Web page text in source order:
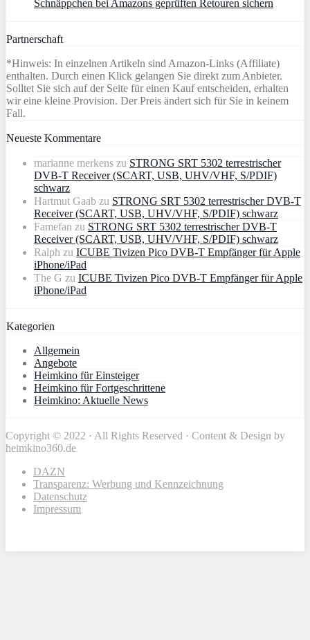
Schnäppchen bei Amazons geprüften Retouren sichern
Partnerschaft
*Hinweis: In einzelnen Artikeln sind Amazon-Links (Affiliate)
enthalten. Durch einen Klick gelangen Sie direkt zum Anbieter.
Solltet Sie sich auf der Seite für einen Kauf entscheiden, erhalten
wir eine kleine Provision. Der Preis ändert sich für Sie in keinem
Fall.
Neueste Kommentare
marianne merkens zu STRONG SRT 5302 terrestrischer
DVB-T Receiver (SCART, USB, UHV/VHF, S/PDIF)
schwarz
Hartmut Gaab zu STRONG SRT 5302 terrestrischer DVB-T
Receiver (SCART, USB, UHV/VHF, S/PDIF) schwarz
Famefan zu STRONG SRT 5302 terrestrischer DVB-T
Receiver (SCART, USB, UHV/VHF, S/PDIF) schwarz
Ralph zu ICUBE Tivizen Pico DVB-T Empfänger für Apple
iPhone/iPad
The G zu ICUBE Tivizen Pico DVB-T Empfänger für Apple
iPhone/iPad
Kategorien
Allgemein
Angebote
Heimkino für Einsteiger
Heimkino für Fortgeschrittene
Heimkino: Aktuelle News
Copyright © 2022 · All Rights Reserved · Content & Design by
heimkino360.de
DAZN
Transparenz: Werbung und Kennzeichnung
Datenschutz
Impressum